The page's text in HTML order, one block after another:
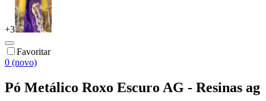
+3
Favoritar
0 (novo)
Pó Metálico Roxo Escuro AG - Resinas ag